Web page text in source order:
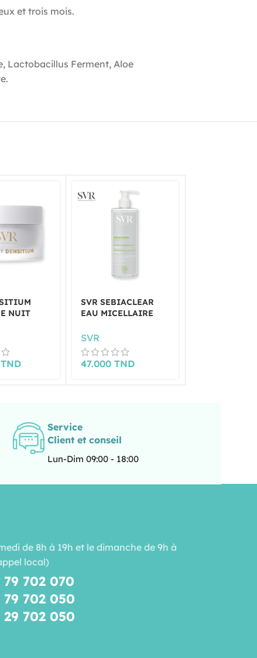
et trois mois.
Lactobacillus Ferment, Aloe
NUIT
TND
SVR SEBIACLEAR
EAU MICELLAIRE
SVR
47.000 TND
Service
Client et conseil
Lun-Dim 09:00 - 18:00
de 8h à 19h et le dimanche de 9h à
local)
79 702 070
79 702 050
29 702 050